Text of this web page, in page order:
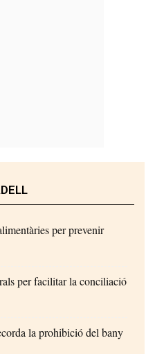
per prevenir
per facilitar la conciliació
la prohibició del bany